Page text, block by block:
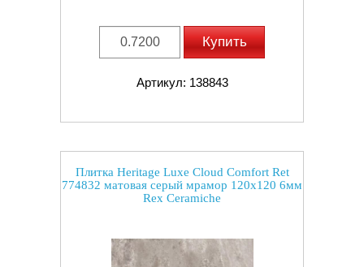
Купить
Артикул: 138843
Плитка Heritage Luxe Cloud Comfort Ret
774832 матовая серый мрамор 120x120 6мм
Rex Ceramiche